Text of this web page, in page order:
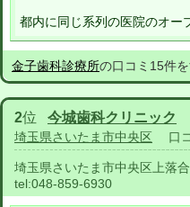
都内に同じ系列の医院のオー
金子歯科診療所の口コミ15件
2位 今城歯科クリニック
埼玉県さいたま市中央区 口
埼玉県さいたま市中央区上落
tel:048-859-6930